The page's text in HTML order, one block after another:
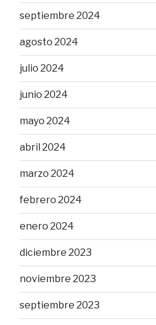
septiembre 2024
agosto 2024
julio 2024
junio 2024
mayo 2024
abril 2024
marzo 2024
febrero 2024
enero 2024
diciembre 2023
noviembre 2023
septiembre 2023